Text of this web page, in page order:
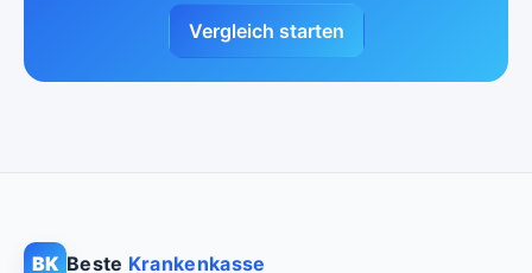
Vergleich starten
BK Beste Krankenkasse